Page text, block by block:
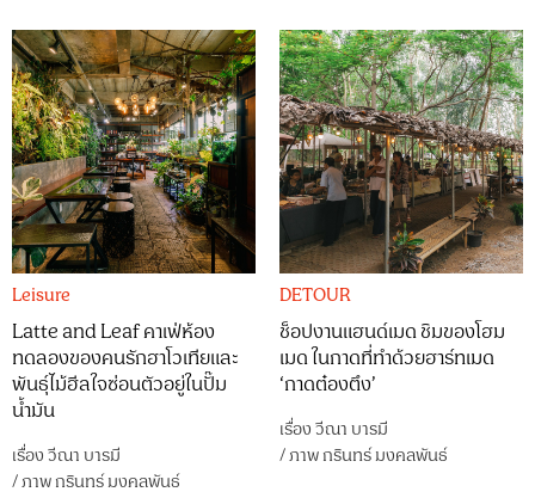
Leisure
Latte and Leaf คาเฟ่ห้อง
ทดลองของคนรักฮาโวเทียและ
พันธุ์ไม้ฮีลใจซ่อนตัวอยู่ในปั๊ม
น้ำมัน
เรื่องวีณา บารมี
/ภาพกรินทร์ มงคลพันธ์
DETOUR
ช็อปงานแฮนด์เมด ชิมของโฮม
เมด ในกาดที่ทำด้วยฮาร์ทเมด
‘กาดต๋องตึง’
เรื่องวีณา บารมี
/ภาพกรินทร์ มงคลพันธ์